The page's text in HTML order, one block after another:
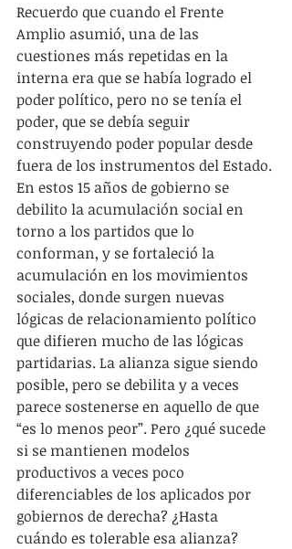
Recuerdo que cuando el Frente
Amplio asumió, una de las
cuestiones más repetidas en la
interna era que se había logrado el
poder político, pero no se tenía el
poder, que se debía seguir
construyendo poder popular desde
fuera de los instrumentos del Estado.
En estos 15 años de gobierno se
debilito la acumulación social en
torno a los partidos que lo
conforman, y se fortaleció la
acumulación en los movimientos
sociales, donde surgen nuevas
lógicas de relacionamiento político
que difieren mucho de las lógicas
partidarias. La alianza sigue siendo
posible, pero se debilita y a veces
parece sostenerse en aquello de que
“es lo menos peor”. Pero ¿qué sucede
si se mantienen modelos
productivos a veces poco
diferenciables de los aplicados por
gobiernos de derecha? ¿Hasta
cuándo es tolerable esa alianza?